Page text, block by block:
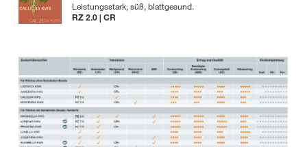
Leistungsstark, süß, blattgesund.
RZ 2.0 | CR